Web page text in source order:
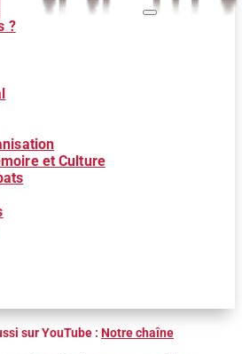
?
et Culture
sur YouTube : Notre chaîne